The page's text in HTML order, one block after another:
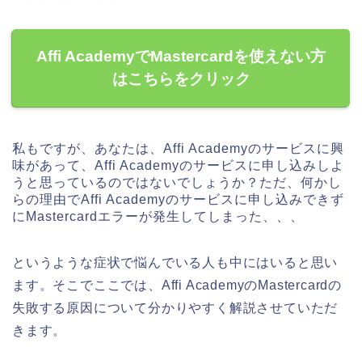
Affi AcademyでMastercardを使えない方
はこちらをクリック
私もですが、あなたは、Affi Academyのサービスに興
味があって、Affi Academyのサービスに申し込みしよ
うと思っているのではないでしょうか？ただ、何かし
らの理由でAffi Academyのサービスに申し込みできず
にMastercardエラーが発生してしまった、、、
というような症状で悩んでいる人も中にはいると思い
ます。そこでここでは、Affi AcademyのMastercardの
失敗する原因について分かりやすく解説させていただ
きます。